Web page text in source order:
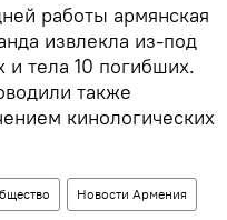
работы армянская
извлекла из-под
и тела 10 погибших.
также
кинологических
Новости Армения